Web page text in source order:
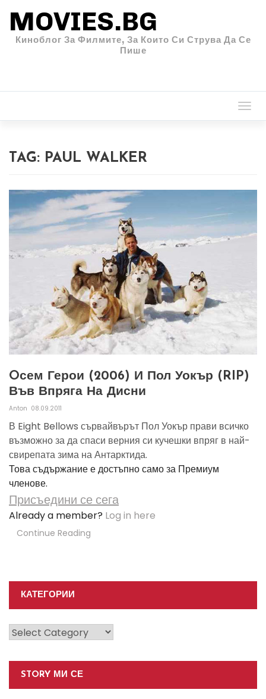
MOVIES.BG
Киноблог За Филмите, За Които Си Струва Да Се
Пише
TAG: PAUL WALKER
Oсем Герои (2006) И Пол Уокър (RIP)
Във Впряга На Дисни
Anton 08.09.2011
В Eight Bellows сървайвърът Пол Уокър прави всичко
възможно за да спаси верния си кучешки впряг в най-
свирепата зима на Антарктида.
Това съдържание е достъпно само за Премиум
членове.
Присъедини се сега
Already a member? Log in here
Continue Reading
КАТЕГОРИИ
Категории
STORY МИ СЕ